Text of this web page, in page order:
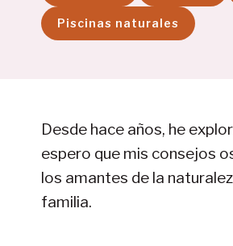
Piscinas naturales
Desde hace años, he
espero que mis consejos
los amantes de la
familia.